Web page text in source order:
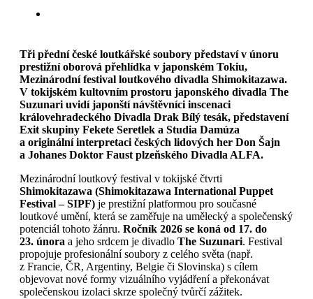
Tři přední české loutkářské soubory představí v únoru
prestižní oborová přehlídka v japonském Tokiu,
Mezinárodní festival loutkového divadla Shimokitazawa.
V tokijském kultovním prostoru japonského divadla The
Suzunari uvidí japonští návštěvníci inscenaci
královehradeckého Divadla Drak Bílý tesák, představení
Exit skupiny Fekete Seretlek a Studia Damúza
a originální interpretaci českých lidových her Don Šajn
a Johanes Doktor Faust plzeňského Divadla ALFA.
Mezinárodní loutkový festival v tokijské čtvrti
Shimokitazawa (Shimokitazawa International Puppet
Festival – SIPF)je prestižní platformou pro současné
loutkové umění, která se zaměřuje na umělecký a společenský
potenciál tohoto žánru. Ročník 2026 se koná od 17. do
23. února a jeho srdcem je divadlo The Suzunari. Festival
propojuje profesionální soubory z celého světa (např.
z Francie, ČR, Argentiny, Belgie či Slovinska) s cílem
objevovat nové formy vizuálního vyjádření a překonávat
společenskou izolaci skrze společný tvůrčí zážitek.